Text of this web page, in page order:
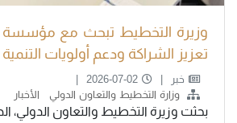
وزيرة التخطيط تبحث مع مؤسسة
تعزيز الشراكة ودعم أولويات
خبر
2026-07-02
وزارة التخطيط والتعاون الدولي
الأخبار
بحثت وزيرة التخطيط والتعاون الدولي،